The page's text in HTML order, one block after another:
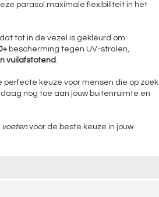
parasol maximale flexibiliteit in het
tot in de vezel is gekleurd om
bescherming tegen UV-stralen,
vuilafstotend .
keuze voor mensen die op zoek
nog toe aan jouw buitenruimte en
voetenvoor de beste keuze in jouw